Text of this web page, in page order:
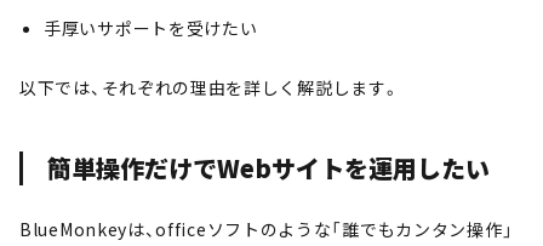
手厚いサポートを受けたい
以下では、それぞれの理由を詳しく解説します。
簡単操作だけでWebサイトを運用したい
BlueMonkeyは、officeソフトのような「誰でもカンタン操作」